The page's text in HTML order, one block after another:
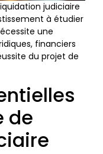
judiciaire
à étudier
une
financiers
du projet de
de